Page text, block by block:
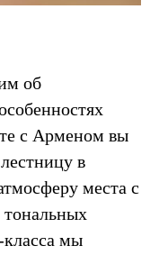
об
с Арменом вы
в
места с
мы